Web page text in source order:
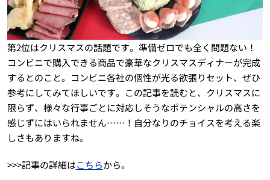
第2位はクリスマスの話題です。準備ゼロでも全く問題ない！
コンビニで購入できる商品で豪華なクリスマスディナーが完成
するとのこと。コンビニ各社の個性が光る欲張りセット、ぜひ
参考にしてみてほしいです。この記事を読むと、クリスマスに
限らず、様々な行事ごとに対応しそうなポテンシャルの高さを
感じずにはいられません……！自分なりのチョイスを考える楽
しさもありますね。
>>>記事の詳細はこちらから。